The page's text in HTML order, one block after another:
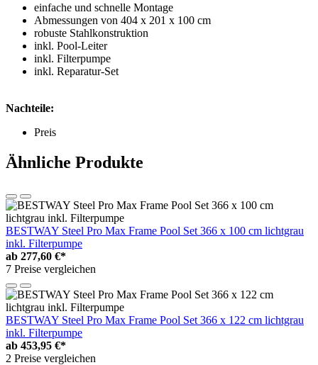
einfache und schnelle Montage
Abmessungen von 404 x 201 x 100 cm
robuste Stahlkonstruktion
inkl. Pool-Leiter
inkl. Filterpumpe
inkl. Reparatur-Set
Nachteile:
Preis
Ähnliche Produkte
BESTWAY Steel Pro Max Frame Pool Set 366 x 100 cm lichtgrau
inkl. Filterpumpe
ab 277,60 €*
7 Preise vergleichen
BESTWAY Steel Pro Max Frame Pool Set 366 x 122 cm lichtgrau
inkl. Filterpumpe
ab 453,95 €*
2 Preise vergleichen